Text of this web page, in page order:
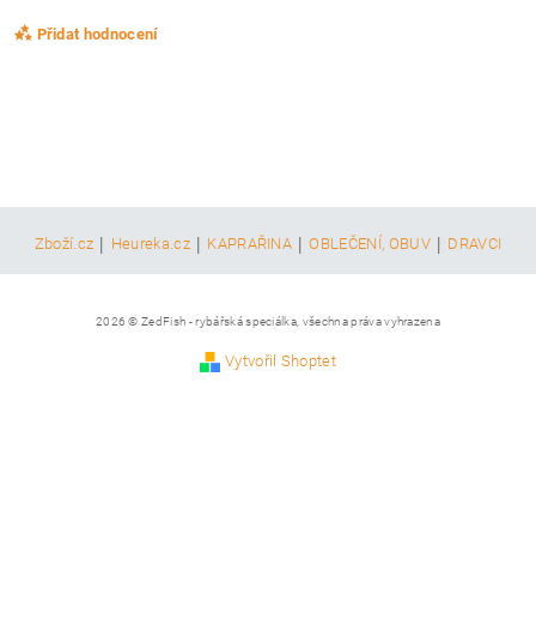
Přidat hodnocení
Zboží.cz | Heureka.cz | KAPRAŘINA | OBLEČENÍ, OBUV | DRAVCI
2026 © ZedFish - rybářská speciálka, všechna práva vyhrazena
Vytvořil Shoptet